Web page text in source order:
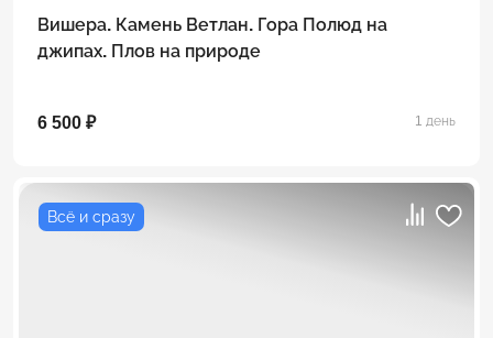
Вишера. Камень Ветлан. Гора Полюд на
джипах. Плов на природе
6 500 ₽ 1 день
Всё и сразу